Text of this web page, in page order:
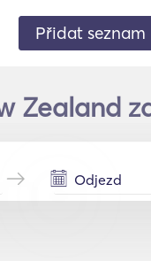
Přidat seznam
Zealand